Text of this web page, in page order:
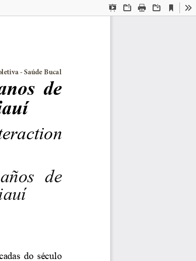
Presentation
OpenPrint Download
Current
View
de
de
do  século
- Saúde Bucal